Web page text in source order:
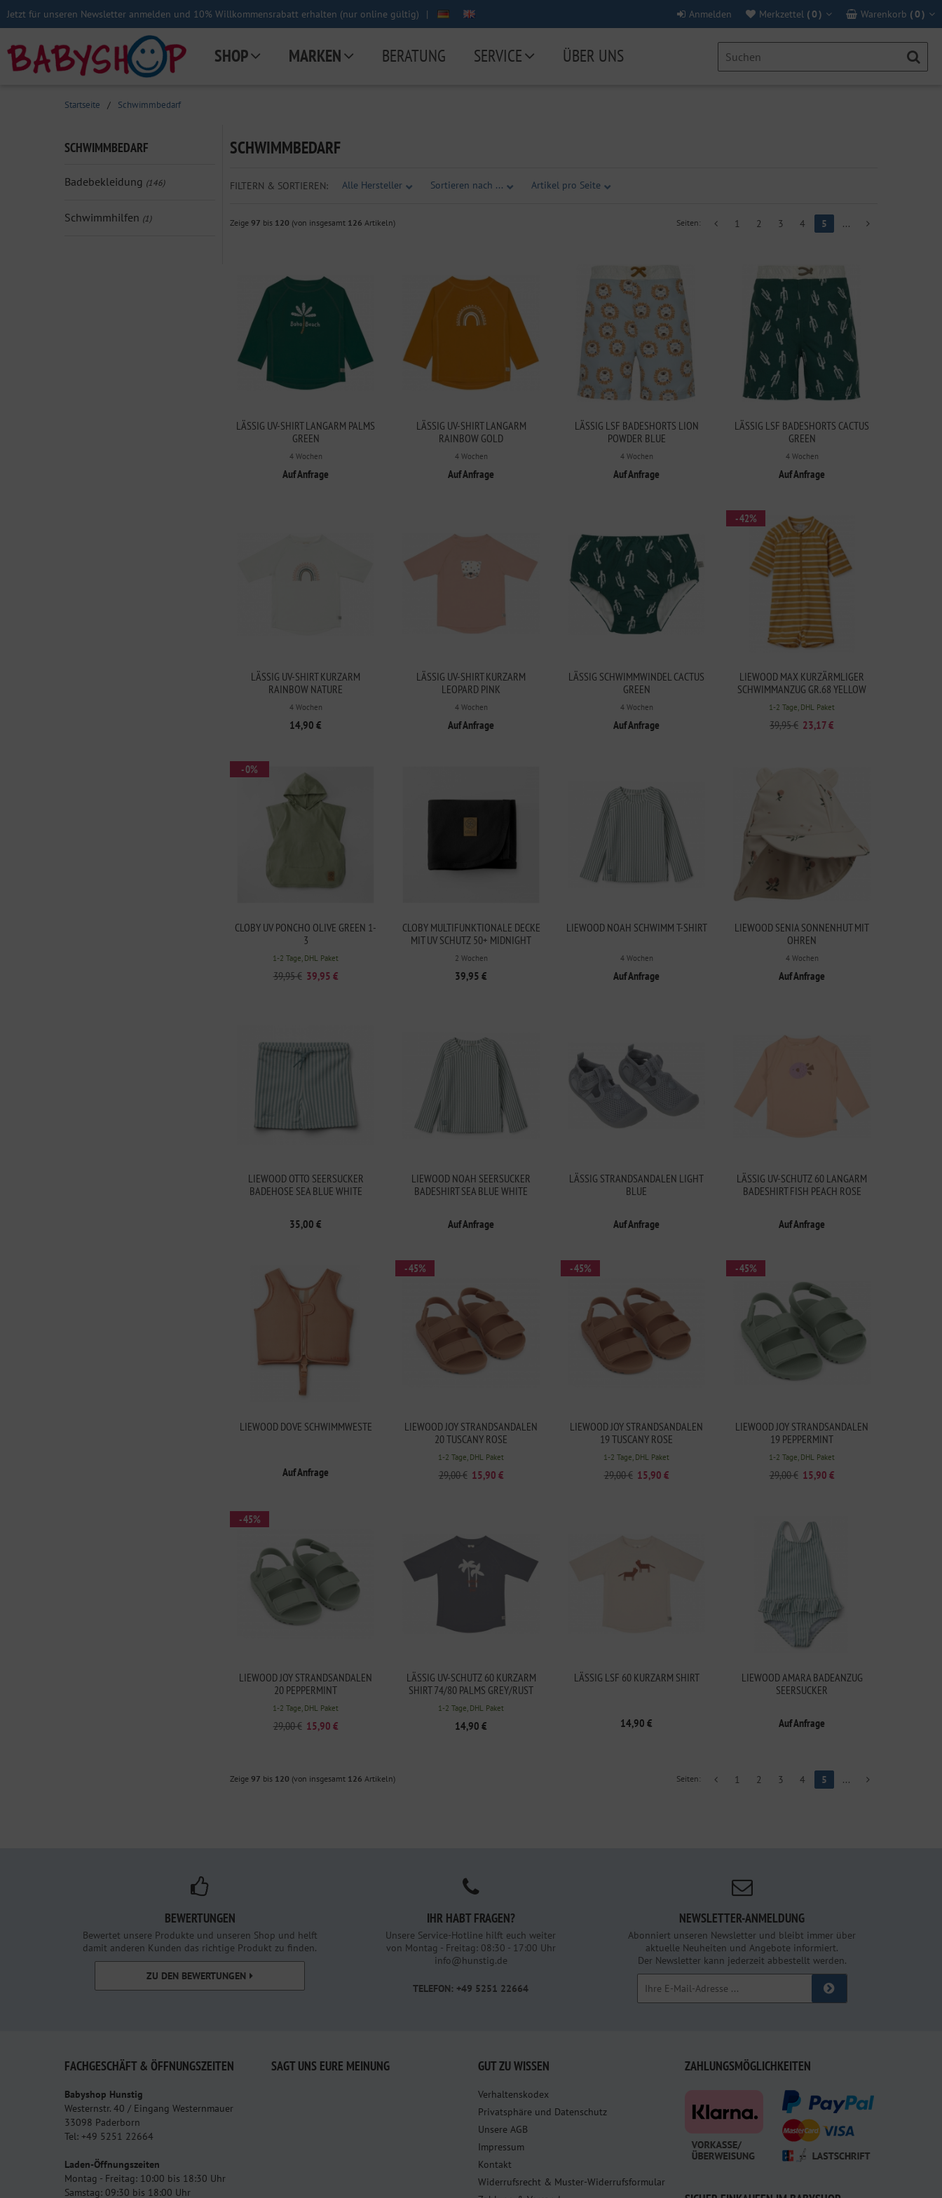
Jetzt für unseren Newsletter anmelden und 10% Willkommensrabatt erhalten (nur online gültig) | Warenkorb (0 )
Merkzettel (0 )
Anmelden
SHOP MARKEN BERATUNG SERVICE ÜBER UNS
Startseite / Schwimmbedarf
SCHWIMMBEDARF
FILTERN & SORTIEREN: Alle Hersteller Sortieren nach ... Artikel pro Seite
Zeige 97 bis 120 (von insgesamt 126 Artikeln) Seiten: 1 2 3 4 5 ...
LÄSSIG UV-SHIRT LANGARM PALMS
GREEN
4 Wochen
Auf Anfrage
LÄSSIG UV-SHIRT LANGARM
RAINBOW GOLD
4 Wochen
Auf Anfrage
LÄSSIG LSF BADESHORTS LION
POWDER BLUE
4 Wochen
Auf Anfrage
LÄSSIG LSF BADESHORTS CACTUS
GREEN
4 Wochen
Auf Anfrage
LÄSSIG UV-SHIRT KURZARM
RAINBOW NATURE
4 Wochen
14,90 €
LÄSSIG UV-SHIRT KURZARM
LEOPARD PINK
4 Wochen
Auf Anfrage
LÄSSIG SCHWIMMWINDEL CACTUS
GREEN
4 Wochen
Auf Anfrage
LIEWOOD MAX KURZÄRMLIGER
SCHWIMMANZUG GR.68 YELLOW
MELLOW
1-2 Tage, DHL Paket
39,95 € 23,17 €
- 42%
CLOBY UV PONCHO OLIVE GREEN 1-
3
1-2 Tage, DHL Paket
39,95 € 39,95 €
- 0%
CLOBY MULTIFUNKTIONALE DECKE
MIT UV SCHUTZ 50+ MIDNIGHT
BLACK
2 Wochen
39,95 €
LIEWOOD NOAH SCHWIMM T-SHIRT
4 Wochen
Auf Anfrage
LIEWOOD SENIA SONNENHUT MIT
OHREN
4 Wochen
Auf Anfrage
LIEWOOD OTTO SEERSUCKER
BADEHOSE SEA BLUE WHITE
35,00 €
LIEWOOD NOAH SEERSUCKER
BADESHIRT SEA BLUE WHITE
Auf Anfrage
LÄSSIG STRANDSANDALEN LIGHT
BLUE
Auf Anfrage
LÄSSIG UV-SCHUTZ 60 LANGARM
BADESHIRT FISH PEACH ROSE
Auf Anfrage
LIEWOOD DOVE SCHWIMMWESTE
Auf Anfrage
LIEWOOD JOY STRANDSANDALEN
20 TUSCANY ROSE
1-2 Tage, DHL Paket
29,00 € 15,90 €
- 45%
LIEWOOD JOY STRANDSANDALEN
19 TUSCANY ROSE
1-2 Tage, DHL Paket
29,00 € 15,90 €
- 45%
LIEWOOD JOY STRANDSANDALEN
19 PEPPERMINT
1-2 Tage, DHL Paket
29,00 € 15,90 €
- 45%
LIEWOOD JOY STRANDSANDALEN
20 PEPPERMINT
1-2 Tage, DHL Paket
29,00 € 15,90 €
- 45%
LÄSSIG UV-SCHUTZ 60 KURZARM
SHIRT 74/80 PALMS GREY/RUST
1-2 Tage, DHL Paket
14,90 €
LÄSSIG LSF 60 KURZARM SHIRT
14,90 €
LIEWOOD AMARA BADEANZUG
SEERSUCKER
Auf Anfrage
Zeige 97 bis 120 (von insgesamt 126 Artikeln) Seiten: 1 2 3 4 5 ...
SCHWIMMBEDARF
Badebekleidung (146)
Schwimmhilfen (1)
BEWERTUNGEN
Bewertet unsere Produkte und unseren Shop und helft
damit anderen Kunden das richtige Produkt zu finden.
ZU DEN BEWERTUNGEN
IHR HABT FRAGEN?
Unsere Service-Hotline hilft euch weiter
von Montag - Freitag: 08:30 - 17:00 Uhr
info@hunstig.de
TELEFON: +49 5251 22664
NEWSLETTER-ANMELDUNG
Abonniert unseren Newsletter und bleibt immer über
aktuelle Neuheiten und Angebote informiert.
Der Newsletter kann jederzeit abbestellt werden.
FACHGESCHÄFT & ÖFFNUNGSZEITEN
Babyshop Hunstig
Westernstr. 40 / Eingang Westernmauer
33098 Paderborn
Tel: +49 5251 22664
Laden-Öffnungszeiten
Montag - Freitag: 10:00 bis 18:30 Uhr
Samstag: 09:30 bis 18:00 Uhr
SAGT UNS EURE MEINUNG GUT ZU WISSEN
Verhaltenskodex
Privatsphäre und Datenschutz
Unsere AGB
Impressum
Kontakt
Widerrufsrecht & Muster-Widerrufsformular
ZAHLUNGSMÖGLICHKEITEN